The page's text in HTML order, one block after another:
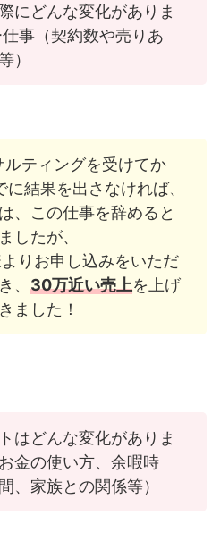
にどんな変化がありま
事（契約数や売りあ
）
ルティングを受けてか
に結果を出さなければ、
、この仕事を辞めると
したが、
りお申し込みをいただ
、 30万近い売上を上げ
ました！
はどんな変化がありま
金の使い方、余暇時
、家族との関係等）